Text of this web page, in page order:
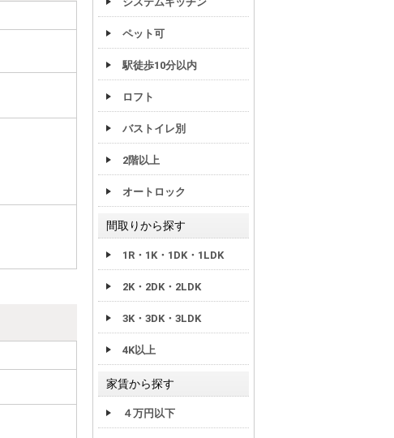
ペット可
駅徒歩10分以内
ロフト
バストイレ別
2階以上
オートロック
間取りから探す
1R・1K・1DK・1LDK
2K・2DK・2LDK
3K・3DK・3LDK
4K以上
家賃から探す
４万円以下